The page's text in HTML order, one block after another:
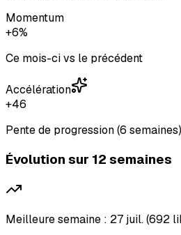
Momentum
+6%
Ce mois-ci vs le précédent
Accélération
+46
Pente de progression (6 semaines)
Évolution sur 12 semaines
Meilleure semaine : 27 juil. (692